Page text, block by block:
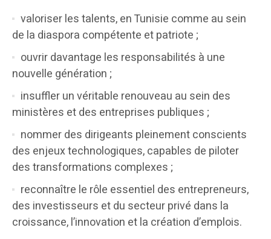
valoriser les talents, en Tunisie comme au sein
de la diaspora compétente et patriote ;
ouvrir davantage les responsabilités à une
nouvelle génération ;
insuffler un véritable renouveau au sein des
ministères et des entreprises publiques ;
nommer des dirigeants pleinement conscients
des enjeux technologiques, capables de piloter
des transformations complexes ;
reconnaître le rôle essentiel des entrepreneurs,
des investisseurs et du secteur privé dans la
croissance, l’innovation et la création d’emplois.